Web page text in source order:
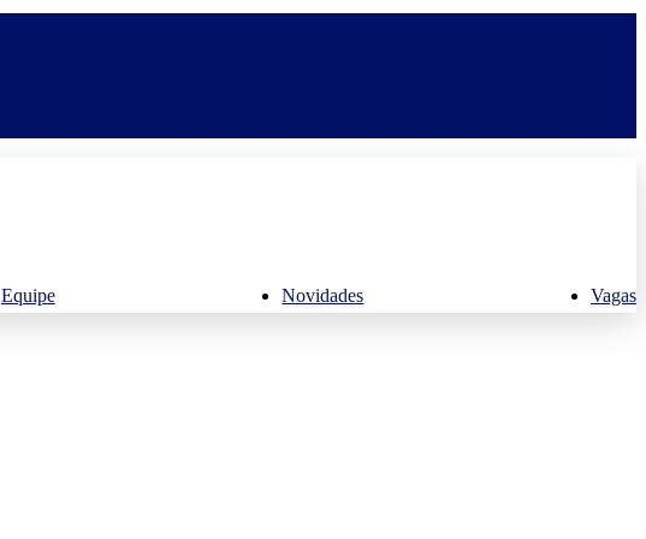
Equipe Novidades Vagas